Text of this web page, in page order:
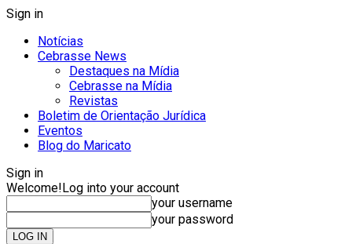
Sign in
Notícias
Cebrasse News
Destaques na Mídia
Cebrasse na Mídia
Revistas
Boletim de Orientação Jurídica
Eventos
Blog do Maricato
Sign in
Welcome!Log into your account
your username
your password